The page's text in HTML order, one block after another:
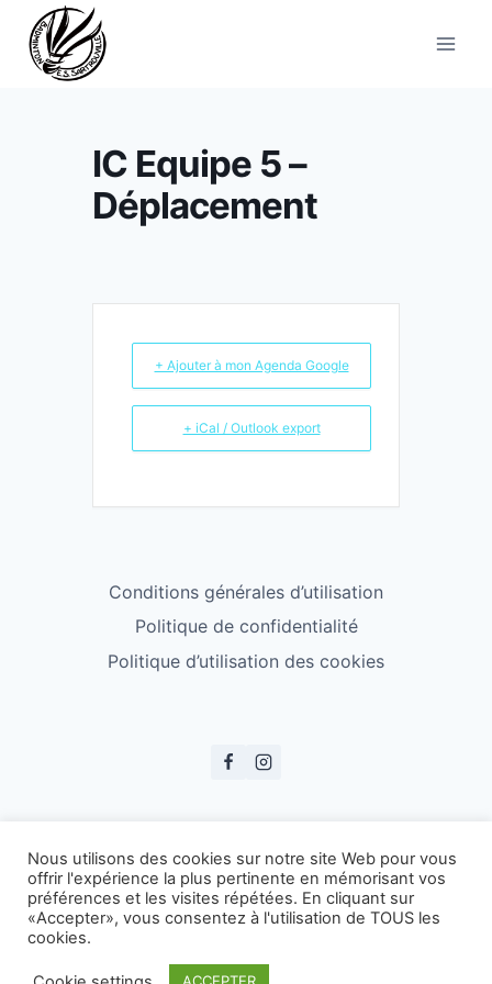
contenu
IC Equipe 5 –
Déplacement
+ Ajouter à mon Agenda Google
+ iCal / Outlook export
Conditions générales d’utilisation
Politique de confidentialité
Politique d’utilisation des cookies
Nous utilisons des cookies sur notre site Web pour vous
offrir l'expérience la plus pertinente en mémorisant vos
préférences et les visites répétées. En cliquant sur
«Accepter», vous consentez à l'utilisation de TOUS les
cookies.